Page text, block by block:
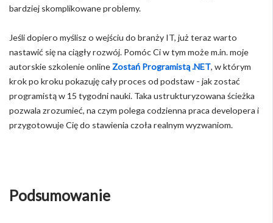
bardziej skomplikowane problemy.
Jeśli dopiero myślisz o wejściu do branży IT, już teraz warto
nastawić się na ciągły rozwój. Pomóc Ci w tym może m.in. moje
autorskie szkolenie online Zostań Programistą .NET, w którym
krok po kroku pokazuję cały proces od podstaw - jak zostać
programistą w 15 tygodni nauki. Taka ustrukturyzowana ścieżka
pozwala zrozumieć, na czym polega codzienna praca developera i
przygotowuje Cię do stawienia czoła realnym wyzwaniom.
Podsumowanie